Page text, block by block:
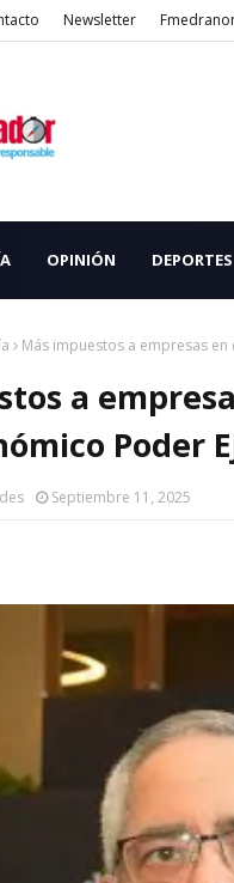
Newsletter
OPINIÓN DEPORTES
Más impuestos a empresas
a
Poder
Septiembre 11, 2025